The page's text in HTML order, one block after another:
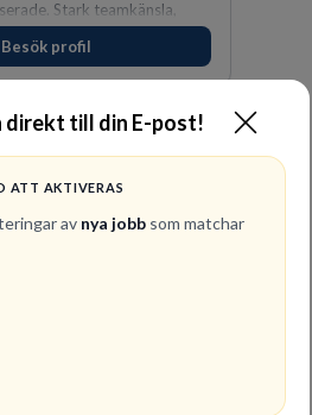
direkt till din E-post!
ATT AKTIVERAS
av nya jobb som matchar
Stark teamkänsla,
hälsomedvetna. Vi kallar det
Besök profil
AB
får du möjlighet att ta